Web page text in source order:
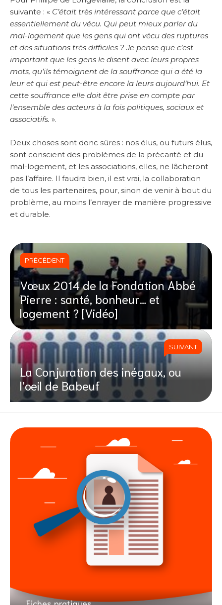
suivante : « C’était très intéressant parce que c’était
essentiellement du vécu. Qui peut mieux parler du
mal-logement que les gens qui ont vécu des ruptures
et des situations très difficiles ? Je pense que c’est
important que les gens le disent avec leurs propres
mots, qu’ils témoignent de la souffrance qui a été la
leur et qui est peut-être encore la leurs aujourd’hui. Et
cette souffrance elle doit être prise en compte par
l’ensemble des acteurs à la fois politiques, sociaux et
associatifs. ».
Deux choses sont donc sûres : nos élus, ou futurs élus,
sont conscient des problèmes de la précarité et du
mal-logement, et les associations, elles, ne lâcheront
pas l’affaire. Il faudra bien, il est vrai, la collaboration
de tous les partenaires, pour, sinon de venir à bout du
problème, au moins l’enrayer de manière progressive
et durable.
PRÉCÉDENT
Vœux 2014 de la Fondation Abbé
Pierre : santé, bonheur… et
logement ? [Vidéo]
SUIVANT
La Conjuration des inégaux, ou
l’oeil de Babeuf